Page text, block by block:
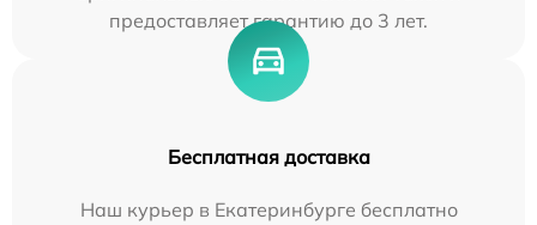
предоставляет гарантию до 3 лет.
Бесплатная доставка
Наш курьер в Екатеринбурге бесплатно